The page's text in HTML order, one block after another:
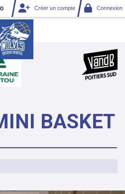
Créer un compte Connexion
BASKET